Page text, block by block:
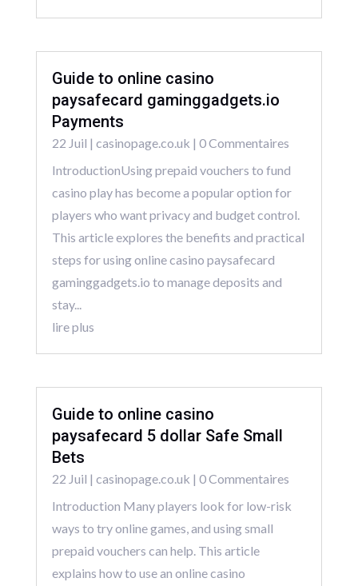
Guide to online casino
paysafecard gaminggadgets.io
Payments
22 Juil | casinopage.co.uk | 0 Commentaires
IntroductionUsing prepaid vouchers to fund
casino play has become a popular option for
players who want privacy and budget control.
This article explores the benefits and practical
steps for using online casino paysafecard
gaminggadgets.io to manage deposits and
stay...
lire plus
Guide to online casino
paysafecard 5 dollar Safe Small
Bets
22 Juil | casinopage.co.uk | 0 Commentaires
Introduction Many players look for low-risk
ways to try online games, and using small
prepaid vouchers can help. This article
explains how to use an online casino